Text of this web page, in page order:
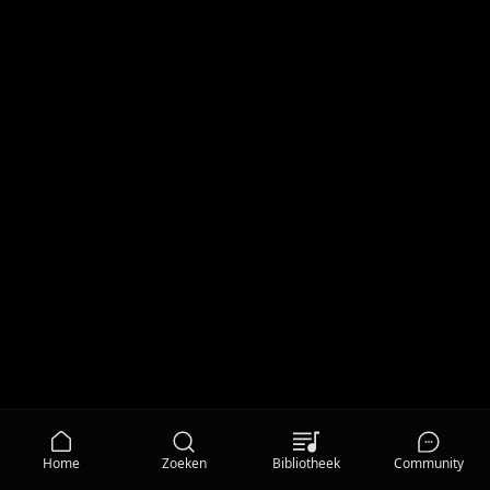
Home Zoeken Bibliotheek Community